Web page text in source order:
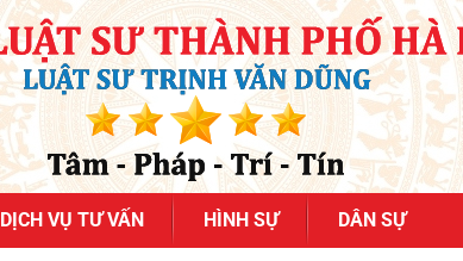
DỊCH VỤ TƯ VẤN HÌNH SỰ DÂN SỰ